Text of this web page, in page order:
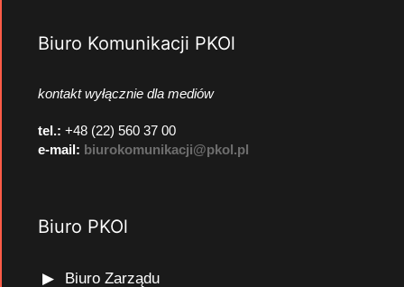
Biuro Komunikacji PKOl
kontakt wyłącznie dla mediów
tel.: +48 (22) 560 37 00
e-mail: biurokomunikacji@pkol.pl
Biuro PKOl
Biuro Zarządu